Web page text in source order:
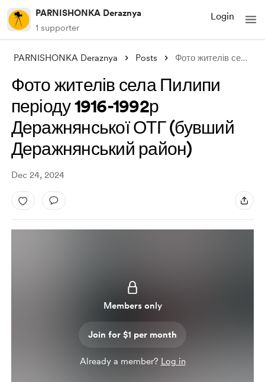
PARNISHONKA Deraznya
1 supporter
Login
PARNISHONKA Deraznya Posts Фото жителів села Пилипи періоду 1916-19
Фото жителів села Пилипи
періоду 1916-1992р
Деражнянської ОТГ (бувший
Деражнянський район)
Dec 24, 2024
Members only
Join for $1 per month
Already a member? Log in